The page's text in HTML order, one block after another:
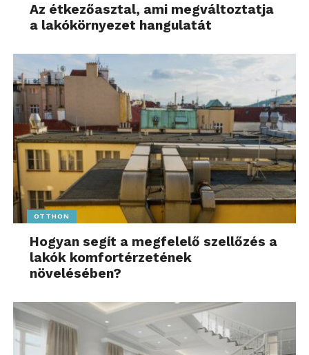
Az étkezőasztal, ami megváltoztatja
a lakókörnyezet hangulatát
OTTHON
Hogyan segít a megfelelő szellőzés a
lakók komfortérzetének
növelésében?